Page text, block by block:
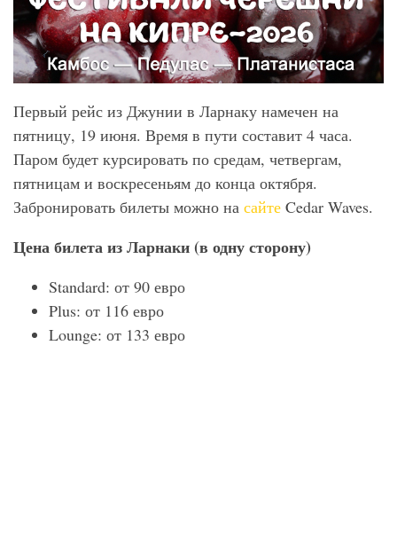
Первый рейс из Джунии в Ларнаку намечен на
пятницу, 19 июня. Время в пути составит 4 часа.
Паром будет курсировать по средам, четвергам,
пятницам и воскресеньям до конца октября.
Забронировать билеты можно на сайте Cedar Waves.
Цена билета из Ларнаки (в одну сторону)
Standard: от 90 евро
Plus: от 116 евро
Lounge: от 133 евро